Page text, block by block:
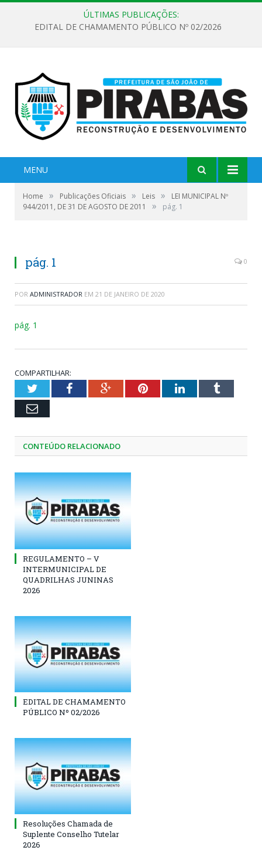
ÚLTIMAS PUBLICAÇÕES:
EDITAL DE CHAMAMENTO PÚBLICO Nº 02/2026
MENU
Home » Publicações Oficiais » Leis »
LEI MUNICIPAL Nº
944/2011, DE 31 DE AGOSTO DE 2011
» pág. 1
pág. 1 0
POR ADMINISTRADOR EM 21 DE JANEIRO DE 2020
pág. 1
COMPARTILHAR:
TwitterFacebookGoogle+PinterestLinkedInTumblr
Email
CONTEÚDO RELACIONADO
REGULAMENTO – V
INTERMUNICIPAL DE
QUADRILHAS JUNINAS
2026
EDITAL DE CHAMAMENTO
PÚBLICO Nº 02/2026
Resoluções Chamada de
Suplente Conselho Tutelar
2026